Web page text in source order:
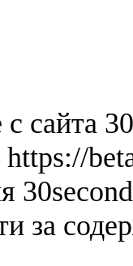
сайта
https://
за